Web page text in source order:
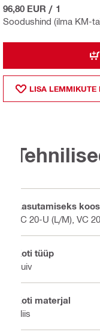
Soodushind (ilma KM-
96,80 EUR / 1
LISA LEMMIKUTE
Kasutamiseks
VC 20-U (L/M), VC
Koti tüüp
Kuiv
Koti materjal
Fliis